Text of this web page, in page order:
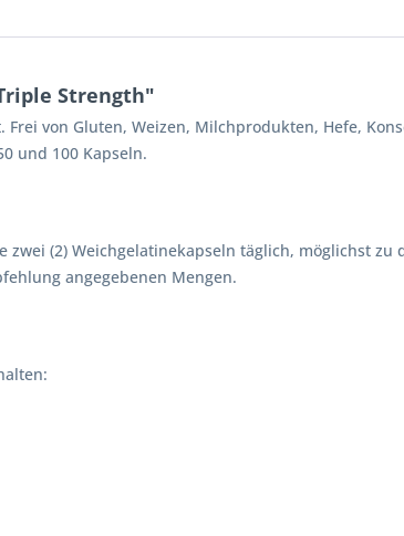
Strength"
Frei von Gluten, Weizen, Milchprodukten, Hefe,
und 100 Kapseln.
(2) Weichgelatinekapseln täglich, möglichst zu
angegebenen Mengen.